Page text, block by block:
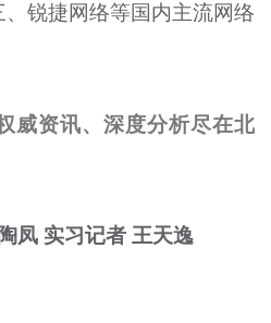
锐捷网络等国内主流网络
威资讯、深度分析尽在北
凤 实习记者 王天逸